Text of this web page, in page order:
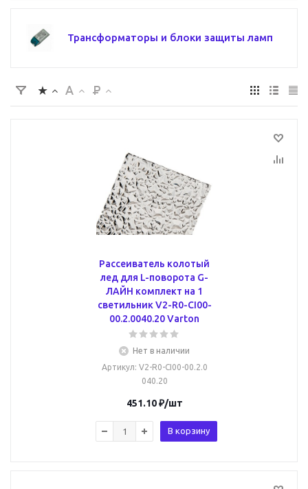
Трансформаторы и блоки защиты ламп
Рассеиватель колотый
лед для L-поворота G-
ЛАЙН комплект на 1
светильник V2-R0-CI00-
00.2.0040.20 Varton
Нет в наличии
Артикул: V2-R0-CI00-00.2.0
040.20
451.10₽/шт
В корзину